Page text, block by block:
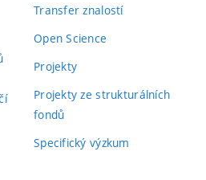
Transfer znalostí
Open Science
Projekty
Projekty ze strukturálních
fondů
Specifický výzkum